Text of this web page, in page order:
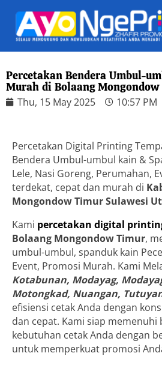
Percetakan Bendera Umbul-
Murah di Bolaang
Thu, 15 May 2025 10:57 PM
Percetakan Digital Printing
Bendera Umbul-umbul kain &
Lele, Nasi Goreng, Perumahan,
terdekat, cepat dan murah di
Mongondow TimurSulawesi
Kami percetakan digital
Bolaang Mongondow Timur,
umbul-umbul, spanduk kain
Event, Promosi Murah. Kami
Kotabunan, Modayag,
Motongkad, Nuangan,
efisiensi cetak Anda dengan
dan cepat. Kami siap memenuhi
kebutuhan cetak Anda dengan
untuk memperkuat promosi